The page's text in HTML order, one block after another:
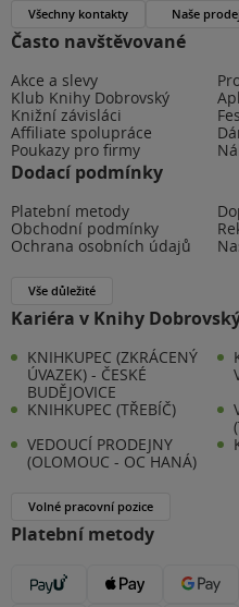
Často navštěvované
Akce a slevy
Klub Knihy Dobrovský
Knižní závisláci
Affiliate spolupráce
Poukazy pro firmy
Dodací podmínky
Platební metody
Obchodní podmínky
Ochrana osobních údajů
Vše důležité
Kariéra v Knihy
KNIHKUPEC (ZKRÁCENÝ
ÚVAZEK) - ČESKÉ
BUDĚJOVICE
KNIHKUPEC (TŘEBÍČ)
VEDOUCÍ PRODEJNY
(OLOMOUC - OC HANÁ)
Volné pracovní pozice
Platební metody
Všechny kontakty Naše